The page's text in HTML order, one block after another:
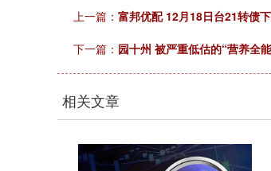
上一篇： 富邦优配 12月18日台21转债
下一篇： 园十州 被严重低估的“营养全
相关文章